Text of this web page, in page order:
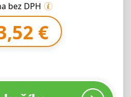
bez DPH
€